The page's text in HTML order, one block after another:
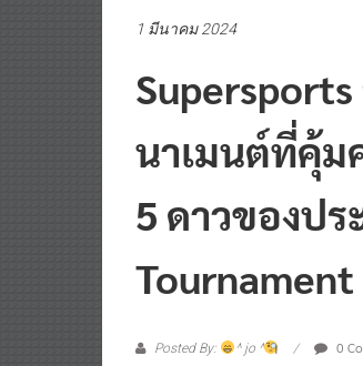
นาเมนต์ที่คุ้ม
5 ดาวของปร
Tournament